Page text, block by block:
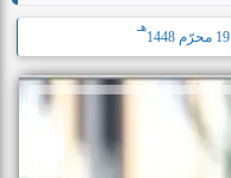
19 محرّم 1448
هـ